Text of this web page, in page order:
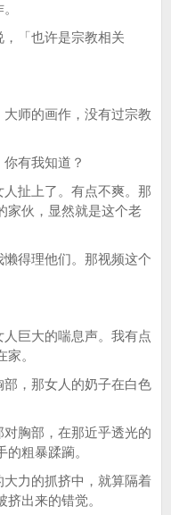
「也许是宗教相关
师的画作，没有过宗教
有我知道？
扯上了。有点不爽。那
家伙，显然就是这个老
得理他们。那视频这个
大的喘息声。我有点
。
，那女人的奶子在白色
胸部，在那近乎透光的
粗暴蹂躏。
力的抓挤中，就算隔着
出来的错觉。